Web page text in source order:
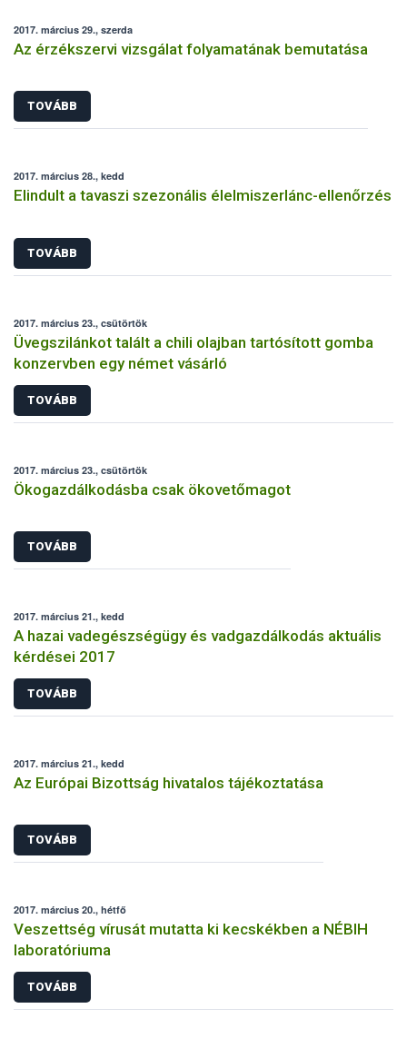
2017. március 29., szerda
Az érzékszervi vizsgálat folyamatának bemutatása
TOVÁBB
2017. március 28., kedd
Elindult a tavaszi szezonális élelmiszerlánc-ellenőrzés
TOVÁBB
2017. március 23., csütörtök
Üvegszilánkot talált a chili olajban tartósított gomba
konzervben egy német vásárló
TOVÁBB
2017. március 23., csütörtök
Ökogazdálkodásba csak ökovetőmagot
TOVÁBB
2017. március 21., kedd
A hazai vadegészségügy és vadgazdálkodás aktuális
kérdései 2017
TOVÁBB
2017. március 21., kedd
Az Európai Bizottság hivatalos tájékoztatása
TOVÁBB
2017. március 20., hétfő
Veszettség vírusát mutatta ki kecskékben a NÉBIH
laboratóriuma
TOVÁBB